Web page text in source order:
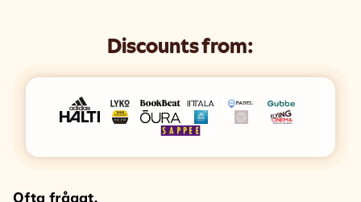
Discounts from:
Ofta frågat.